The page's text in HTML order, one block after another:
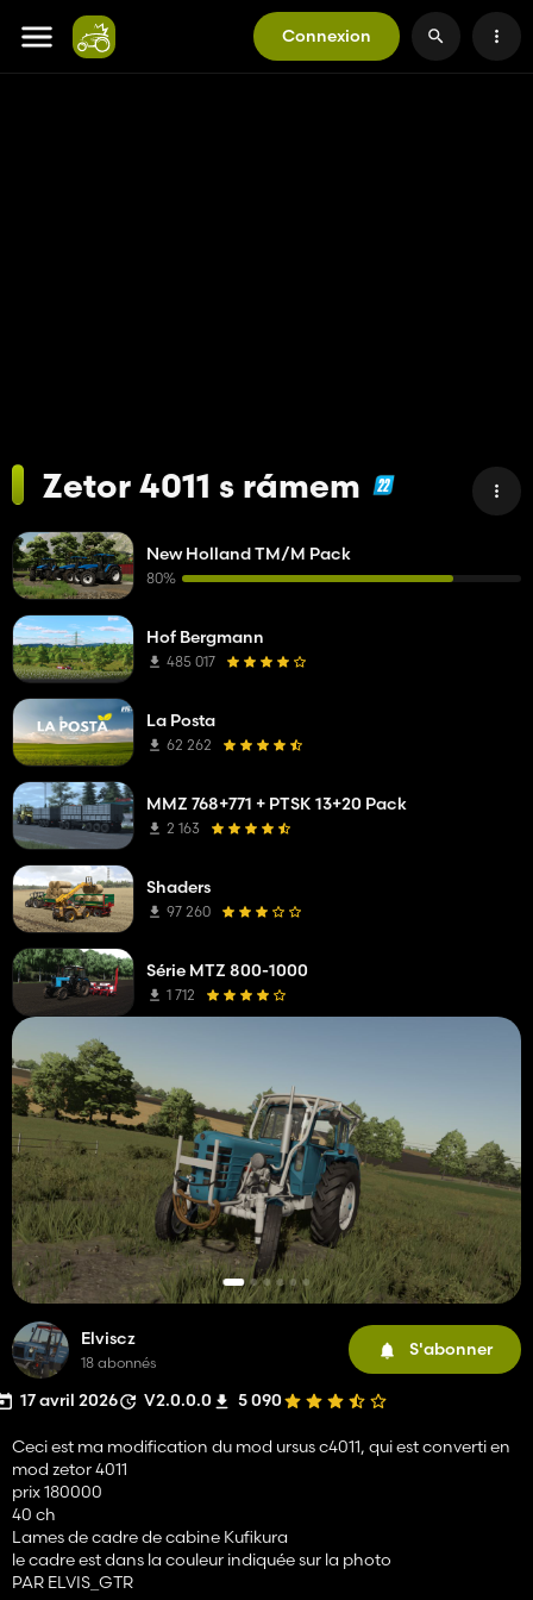
Connexion
Zetor 4011 s rámem
Elviscz
18 abonnés
S'abonner
17 avril 2026 V2.0.0.0 5 090
Ceci est ma modification du mod ursus c4011, qui est converti en
mod zetor 4011
prix 180000
40 ch
Lames de cadre de cabine Kufikura
le cadre est dans la couleur indiquée sur la photo
PAR ELVIS_GTR
New Holland TM/M Pack
80%
Hof Bergmann
485 017
La Posta
62 262
MMZ 768+771 + PTSK 13+20 Pack
2 163
Shaders
97 260
Série MTZ 800-1000
1 712